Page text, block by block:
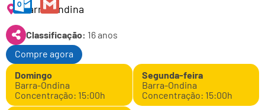
Barra-Ondina
Domingo
Barra-Ondina
Concentração: 15:00h
Segunda-feira
Barra-Ondina
Concentração: 15:00h
Classificação: 16 anos
Compre agora
Outlook.com
Gmail